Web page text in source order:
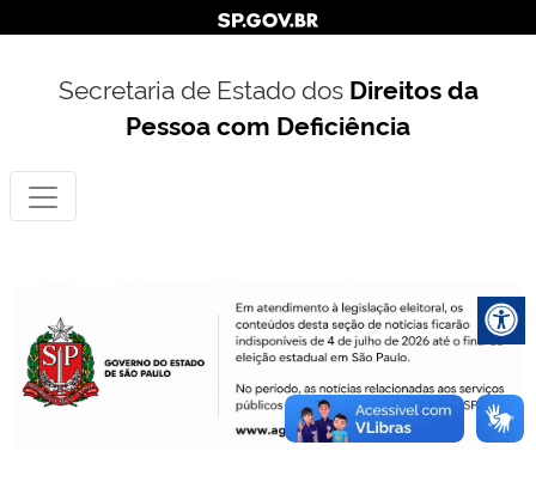
Secretaria de Estado dos Direitos da
Pessoa com Deficiência